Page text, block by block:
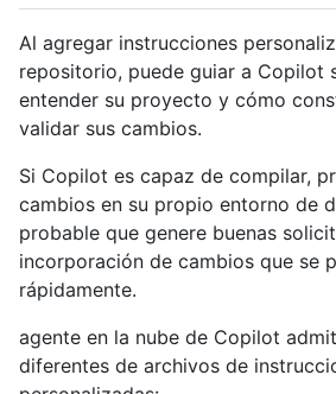
Al agregar instrucciones
repositorio, puede guiar a Copilot
entender su proyecto y cómo
validar sus cambios.
Si Copilot es capaz de compilar,
cambios en su propio entorno de
probable que genere buenas
incorporación de cambios que se
rápidamente.
agente en la nube de Copilot
diferentes de archivos de